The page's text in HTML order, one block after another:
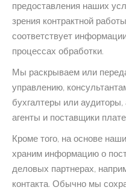
предоставления наших
зрения контрактной
соответствует
процессах обработки.
Мы раскрываем или
управлению,
бухгалтеры или
агенты и поставщики
Кроме того, на основе
храним информацию о
деловых партнерах,
контакта. Обычно мы